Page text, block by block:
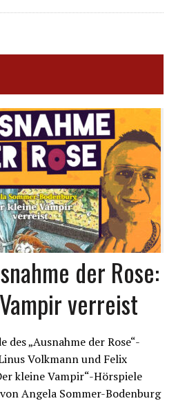
der Rose:
verreist
des „Ausnahme der Rose“-
Volkmann und Felix
kleine Vampir“-Hörspiele
Angela Sommer-Bodenburg